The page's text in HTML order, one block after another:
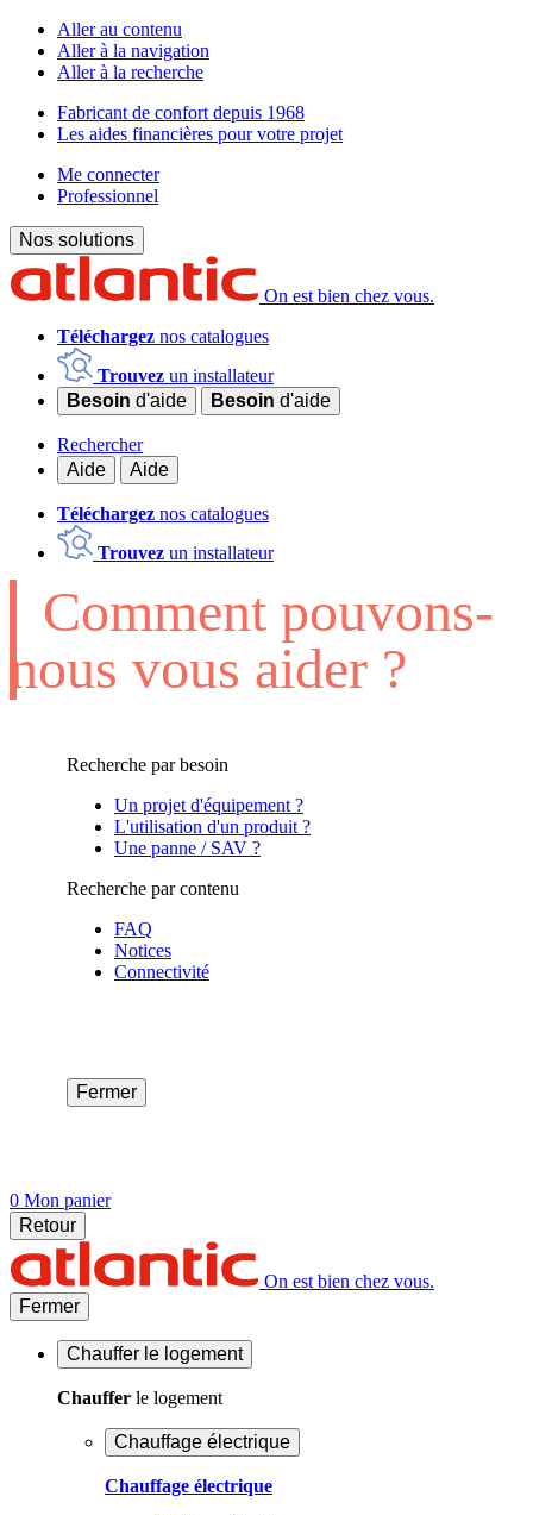
Aller au contenu
Aller à la navigation
Aller à la recherche
Fabricant de confort depuis 1968
Les aides financières pour votre projet
Me connecter
Professionnel
Nos solutions
On est bien chez vous.
Téléchargez nos catalogues
Trouvez un installateur
Besoin d'aide Besoin d'aide
Rechercher
Aide
Aide
Téléchargez nos catalogues
Trouvez un installateur
Comment pouvons-
nous vous aider ?
Recherche par besoin
Un projet d'équipement ?
L'utilisation d'un produit ?
Une panne / SAV ?
Recherche par contenu
FAQ
Notices
Connectivité
Fermer
0 Mon panier
Retour
On est bien chez vous.
Fermer
Chauffer le logement
Chauffer le logement
Chauffage électrique
Chauffage électrique